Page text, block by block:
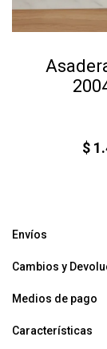
$
Envíos
Cambios y
Medios de pago
Características